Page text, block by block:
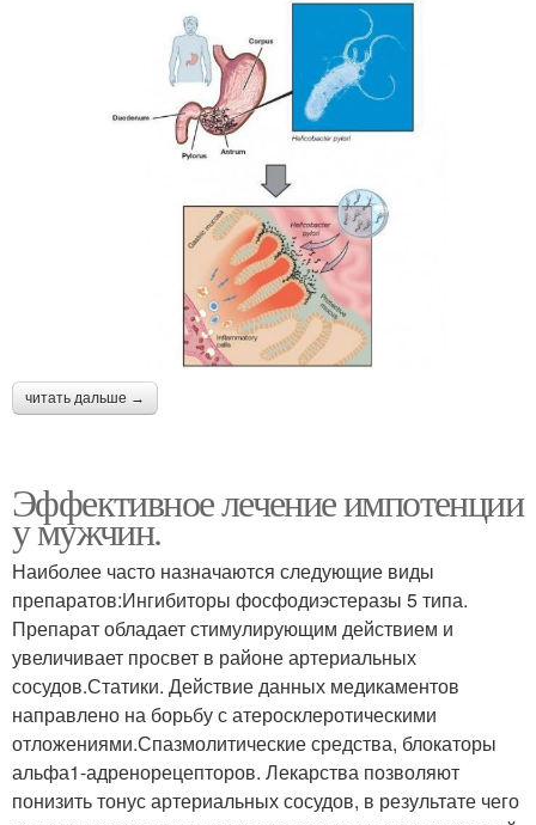
читать дальше →
Эффективное лечение импотенции
у мужчин.
Наиболее часто назначаются следующие виды
препаратов:Ингибиторы фосфодиэстеразы 5 типа.
Препарат обладает стимулирующим действием и
увеличивает просвет в районе артериальных
сосудов.Статики. Действие данных медикаментов
направлено на борьбу с атеросклеротическими
отложениями.Спазмолитические средства, блокаторы
альфа1-адренорецепторов. Лекарства позволяют
понизить тонус артериальных сосудов, в результате чего